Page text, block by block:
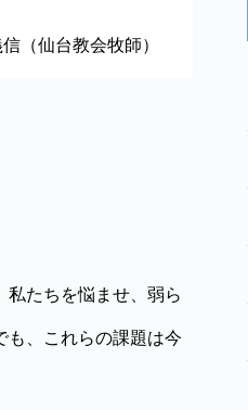
（仙台教会牧師）
たちを悩ませ、弱ら
も、これらの課題は今